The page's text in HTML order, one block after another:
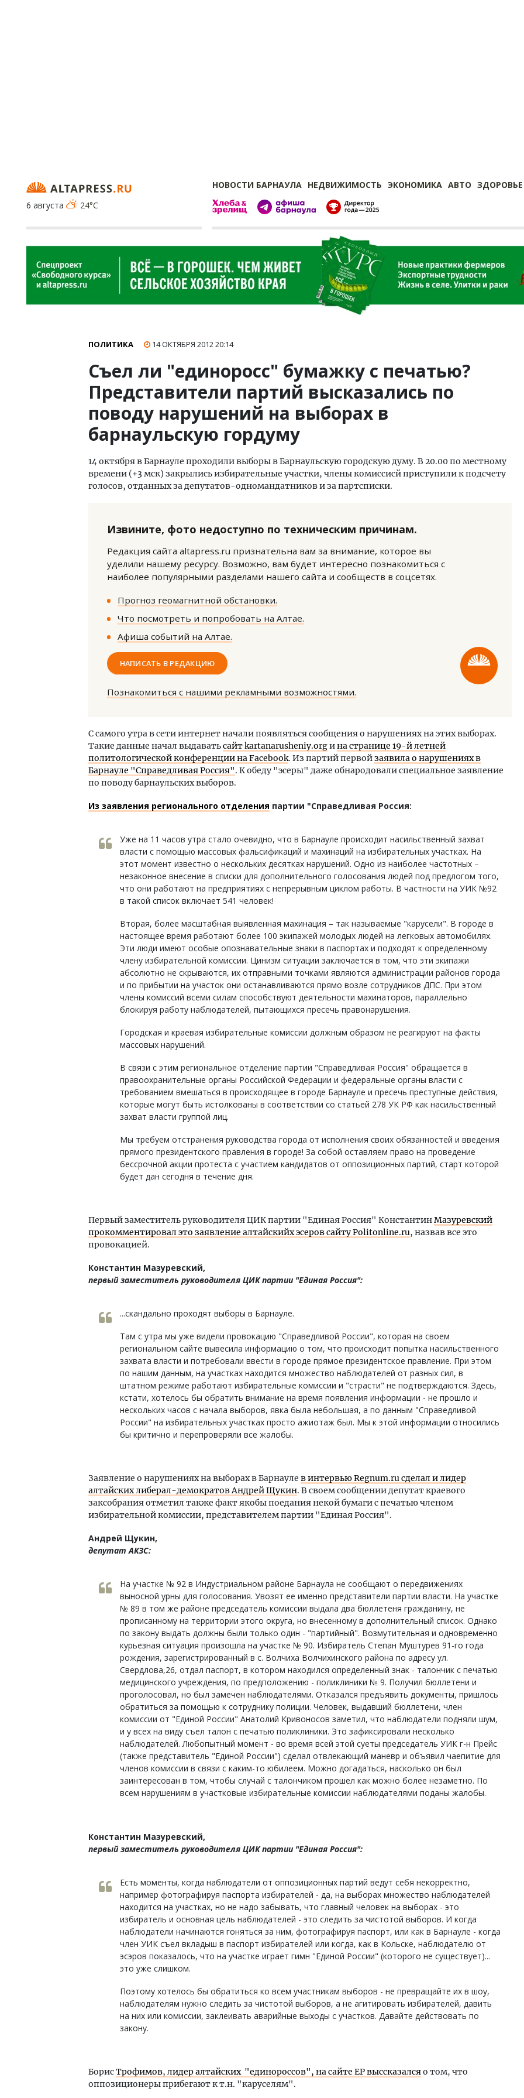
НОВОСТИ БАРНАУЛА НЕДВИЖИМОСТЬ ЭКОНОМИКА АВТО ЗДОРОВЬЕ
6 августа
24°C
ПОЛИТИКА 14 ОКТЯБРЯ 201220:14
Съел ли "единоросс" бумажку с печатью?
Представители партий высказались по
поводу нарушений на выборах в
барнаульскую гордуму
14 октября в Барнауле проходили выборы в Барнаульскую городскую думу. В 20.00 по местному
времени (+3 мск) закрылись избирательные участки, члены комиссисй приступили к подсчету
голосов, отданных за депутатов-одномандатников и за партсписки.
Извините, фото недоступно по техническим причинам.
Редакция сайта altapress.ru признательна вам за внимание, которое вы
уделили нашему ресурсу. Возможно, вам будет интересно познакомиться с
наиболее популярными разделами нашего сайта и сообществ в соцсетях.
Прогноз геомагнитной обстановки.
Что посмотреть и попробовать на Алтае.
Афиша событий на Алтае.
НАПИСАТЬ В РЕДАКЦИЮ
Познакомиться с нашими рекламными возможностями.
С самого утра в сети интернет начали появляться сообщения о нарушениях на этих выборах.
Такие данные начал выдаватьсайт kartanarusheniy.orgина странице 19-й летней
политологической конференции на Facebook. Из партий первойзаявила о нарушениях в
Барнауле "Справедливая Россия". К обеду "эсеры" даже обнародовали специальное заявление
по поводу барнаульских выборов.
Из заявления регионального отделения партии "Справедливая Россия:
Уже на 11 часов утра стало очевидно, что в Барнауле происходит насильственный захват
власти с помощью массовых фальсификаций и махинаций на избирательных участках. На
этот момент известно о нескольких десятках нарушений. Одно из наиболее частотных –
незаконное внесение в списки для дополнительного голосования людей под предлогом того,
что они работают на предприятиях с непрерывным циклом работы. В частности на УИК №92
в такой список включает 541 человек!
Вторая, более масштабная выявленная махинация – так называемые "карусели". В городе в
настоящее время работают более 100 экипажей молодых людей на легковых автомобилях.
Эти люди имеют особые опознавательные знаки в паспортах и подходят к определенному
члену избирательной комиссии. Цинизм ситуации заключается в том, что эти экипажи
абсолютно не скрываются, их отправными точками являются администрации районов города
и по прибытии на участок они останавливаются прямо возле сотрудников ДПС. При этом
члены комиссий всеми силам способствуют деятельности махинаторов, параллельно
блокируя работу наблюдателей, пытающихся пресечь правонарушения.
Городская и краевая избирательные комиссии должным образом не реагируют на факты
массовых нарушений.
В связи с этим региональное отделение партии "Справедливая Россия" обращается в
правоохранительные органы Российской Федерации и федеральные органы власти с
требованием вмешаться в происходящее в городе Барнауле и пресечь преступные действия,
которые могут быть истолкованы в соответствии со статьей 278 УК РФ как насильственный
захват власти группой лиц.
Мы требуем отстранения руководства города от исполнения своих обязанностей и введения
прямого президентского правления в городе! За собой оставляем право на проведение
бессрочной акции протеста с участием кандидатов от оппозиционных партий, старт которой
будет дан сегодня в течение дня.
Первый заместитель руководителя ЦИК партии "Единая Россия" КонстантинМазуревский
прокомментировал это заявление алтайскийх эсеров сайту Politonline.ru, назвав все это
провокацией.
Константин Мазуревский,
первый заместитель руководителя ЦИК партии "Единая Россия":
...скандально проходят выборы в Барнауле.
Там с утра мы уже видели провокацию "Справедливой России", которая на своем
региональном сайте вывесила информацию о том, что происходит попытка насильственного
захвата власти и потребовали ввести в городе прямое президентское правление. При этом
по нашим данным, на участках находится множество наблюдателей от разных сил, в
штатном режиме работают избирательные комиссии и "страсти" не подтверждаются. Здесь,
кстати, хотелось бы обратить внимание на время появления информации - не прошло и
нескольких часов с начала выборов, явка была небольшая, а по данным "Справедливой
России" на избирательных участках просто ажиотаж был. Мы к этой информации относились
бы критично и перепроверяли все жалобы.
Заявление о нарушениях на выборах в Барнауле в интервью Regnum.ru сделал и лидер
алтайских либерал-демократов Андрей Щукин. В своем сообщении депутат краевого
заксобрания отметил также факт якобы поедания некой бумаги с печатью членом
избирательной комиссии, представителем партии "Единая Россия".
Андрей Щукин,
депутат АКЗС:
На участке № 92 в Индустриальном районе Барнаула не сообщают о передвижениях
выносной урны для голосования. Увозят ее именно представители партии власти. На участке
№ 89 в том же районе председатель комиссии выдала два бюллетеня гражданину, не
прописанному на территории этого округа, но внесенному в дополнительный список. Однако
по закону выдать должны были только один - "партийный". Возмутительная и одновременно
курьезная ситуация произошла на участке № 90. Избиратель Степан Муштурев 91-го года
рождения, зарегистрированный в с. Волчиха Волчихинского района по адресу ул.
Свердлова,26, отдал паспорт, в котором находился определенный знак - талончик с печатью
медицинского учреждения, по предположению - поликлиники № 9. Получил бюллетени и
проголосовал, но был замечен наблюдателями. Отказался предъявить документы, пришлось
обратиться за помощью к сотруднику полиции. Человек, выдавший бюллетени, член
комиссии от "Единой России" Анатолий Кривоносов заметил, что наблюдатели подняли шум,
и у всех на виду съел талон с печатью поликлиники. Это зафиксировали несколько
наблюдателей. Любопытный момент - во время всей этой суеты председатель УИК г-н Прейс
(также представитель "Единой России") сделал отвлекающий маневр и объявил чаепитие для
членов комиссии в связи с каким-то юбилеем. Можно догадаться, насколько он был
заинтересован в том, чтобы случай с талончиком прошел как можно более незаметно. По
всем нарушениям в участковые избирательные комиссии наблюдателями поданы жалобы.
Константин Мазуревский,
первый заместитель руководителя ЦИК партии "Единая Россия":
Есть моменты, когда наблюдатели от оппозиционных партий ведут себя некорректно,
например фотографируя паспорта избирателей - да, на выборах множество наблюдателей
находится на участках, но не надо забывать, что главный человек на выборах - это
избиратель и основная цель наблюдателей - это следить за чистотой выборов. И когда
наблюдатели начинаются гоняться за ним, фотографируя паспорт, или как в Барнауле - когда
член УИК съел вкладыш в паспорт избирателей или когда, как в Кольске, наблюдателю от
эсэров показалось, что на участке играет гимн "Единой России" (которого не существует)...
это уже слишком.
Поэтому хотелось бы обратиться ко всем участникам выборов - не превращайте их в шоу,
наблюдателям нужно следить за чистотой выборов, а не агитировать избирателей, давить
на них или комиссии, заклеивать аварийные выходы с участков. Давайте действовать по
закону.
БорисТрофимов, лидер алтайских "единороссов", на сайте ЕР выссказалсяо том, что
оппозиционеры прибегают к т.н. "каруселям".
Двухуровневые номера и вид на горы.
Каким будет новый апарт-отель
ДОМА И КВАРТИРЫ
Смелость архитектурных идей.
плитами становится
стандартом
СТРОИТЕЛЬСТВО